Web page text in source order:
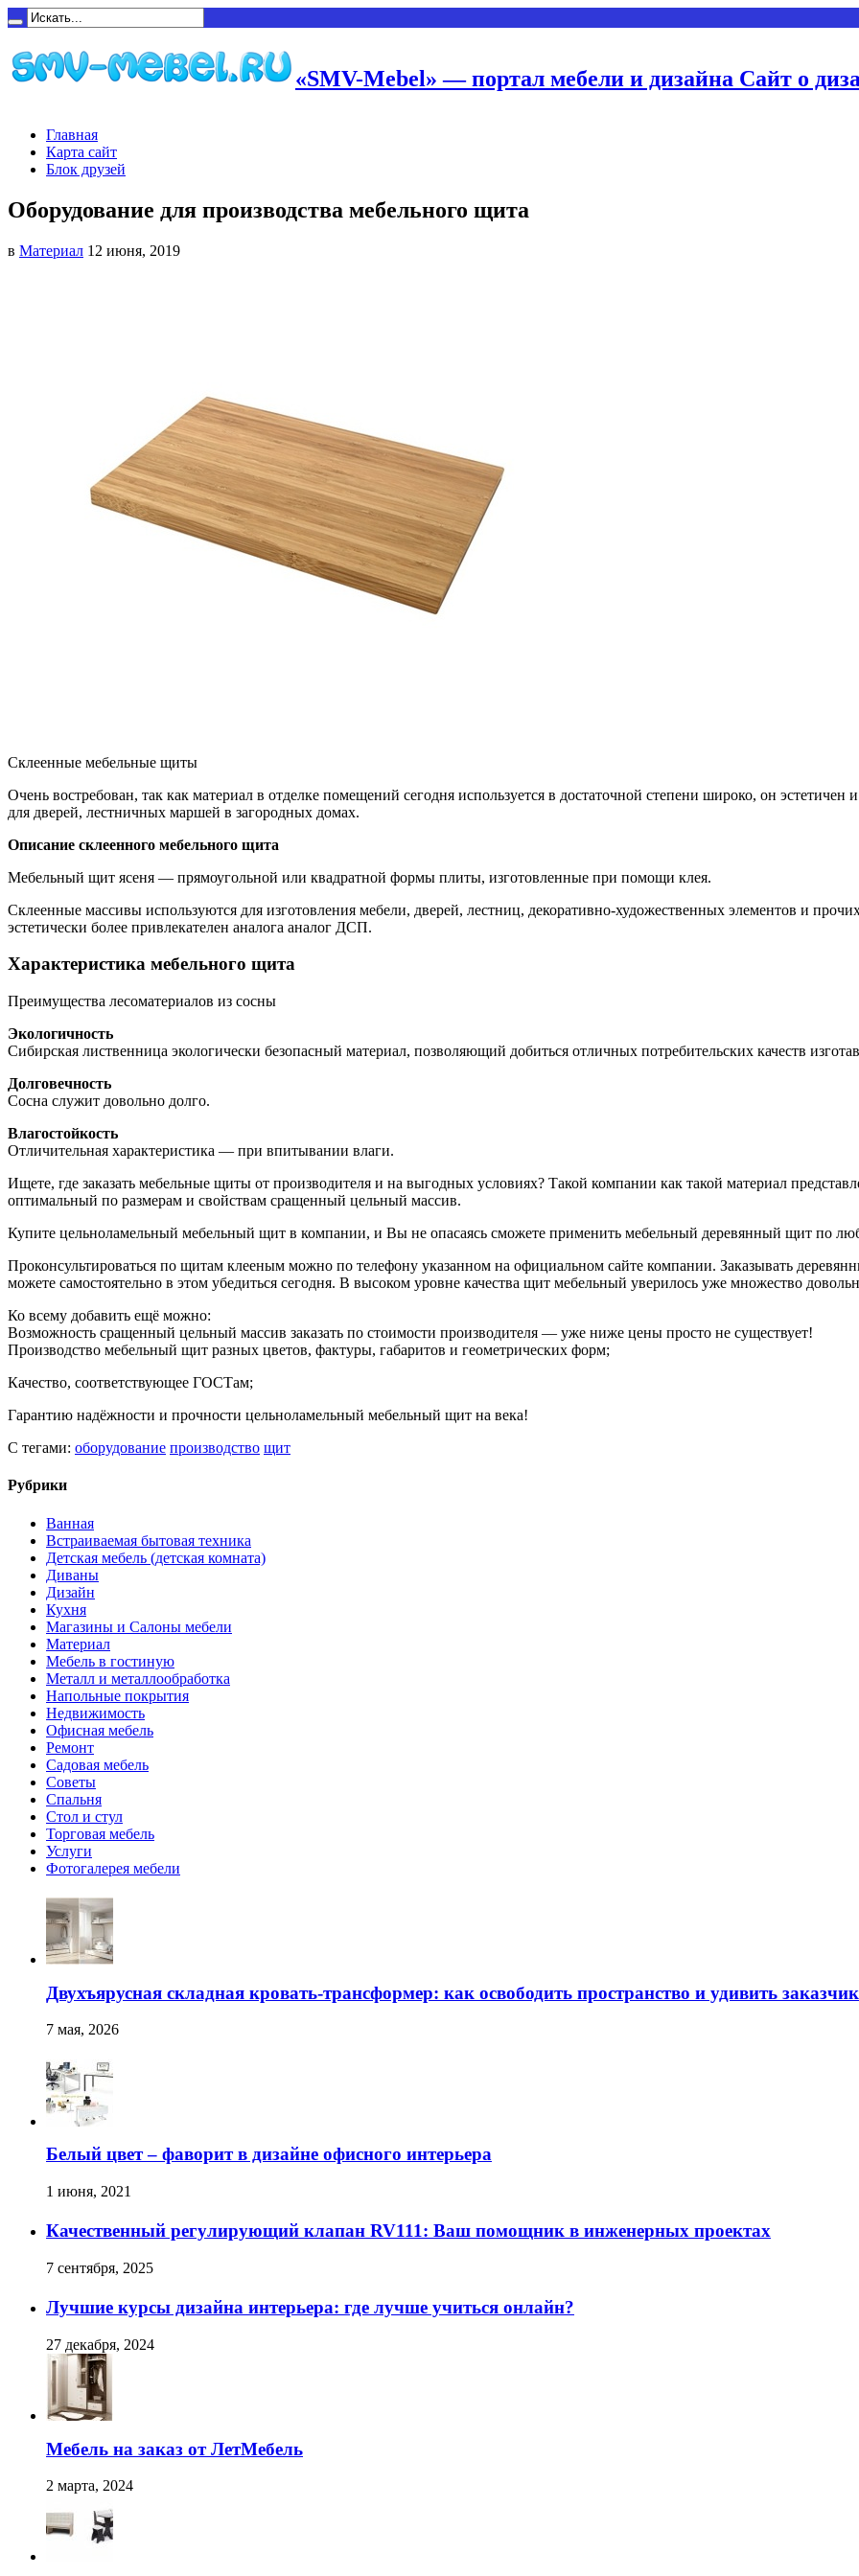
«SMV-Mebel» — портал мебели и дизайна Сайт о
Главная
Карта сайт
Блок друзей
Оборудование для производства мебельного щита
в Материал 12 июня, 2019
Склеенные мебельные щиты
Очень востребован, так как материал в отделке помещений сегодня используется в достаточной степени широко, он
для дверей, лестничных маршей в загородных домах.
Описание склеенного мебельного щита
Мебельный щит ясеня — прямоугольной или квадратной формы плиты, изготовленные при помощи клея.
Склеенные массивы используются для изготовления мебели, дверей, лестниц, декоративно-художественных элементов и
эстетически более привлекателен аналога аналог ДСП.
Характеристика мебельного щита
Преимущества лесоматериалов из сосны
Экологичность
Сибирская лиственница экологически безопасный материал, позволяющий добиться отличных потребительских качеств
Долговечность
Сосна служит довольно долго.
Влагостойкость
Отличительная характеристика — при впитывании влаги.
Ищете, где заказать мебельные щиты от производителя и на выгодных условиях? Такой компании как такой материал
оптимальный по размерам и свойствам сращенный цельный массив.
Купите цельноламельный мебельный щит в компании, и Вы не опасаясь сможете применить мебельный деревянный щит по
Проконсультироваться по щитам клееным можно по телефону указанном на официальном сайте компании. Заказывать
можете самостоятельно в этом убедиться сегодня. В высоком уровне качества щит мебельный уверилось уже множество
Ко всему добавить ещё можно:
Возможность сращенный цельный массив заказать по стоимости производителя — уже ниже цены просто не существует!
Производство мебельный щит разных цветов, фактуры, габаритов и геометрических форм;
Качество, соответствующее ГОСТам;
Гарантию надёжности и прочности цельноламельный мебельный щит на века!
С тегами: оборудование производство щит
Рубрики
Ванная
Встраиваемая бытовая техника
Детская мебель (детская комната)
Диваны
Дизайн
Кухня
Магазины и Салоны мебели
Материал
Мебель в гостиную
Металл и металлообработка
Напольные покрытия
Недвижимость
Офисная мебель
Ремонт
Садовая мебель
Советы
Спальня
Стол и стул
Торговая мебель
Услуги
Фотогалерея мебели
Двухъярусная складная кровать-трансформер: как освободить пространство и удивить
7 мая, 2026
Белый цвет – фаворит в дизайне офисного интерьера
1 июня, 2021
Качественный регулирующий клапан RV111: Ваш помощник в инженерных проектах
7 сентября, 2025
Лучшие курсы дизайна интерьера: где лучше учиться онлайн?
27 декабря, 2024
Мебель на заказ от ЛетМебель
2 марта, 2024